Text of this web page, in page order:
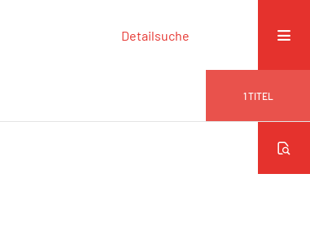
Detailsuche
1TITEL